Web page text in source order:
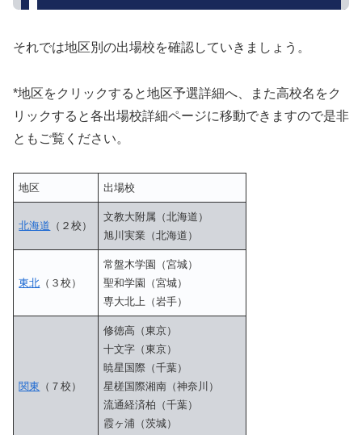
それでは地区別の出場校を確認していきましょう。
*地区をクリックすると地区予選詳細へ、また高校名をク
リックすると各出場校詳細ページに移動できますので是非
ともご覧ください。
地区 出場校
北海道 （２校）
文教大附属（北海道）
旭川実業（北海道）
東北 （３校）
常盤木学園（宮城）
聖和学園（宮城）
専大北上（岩手）
関東 （７校）
修徳高（東京）
十文字（東京）
暁星国際（千葉）
星槎国際湘南（神奈川）
流通経済柏（千葉）
霞ヶ浦（茨城）